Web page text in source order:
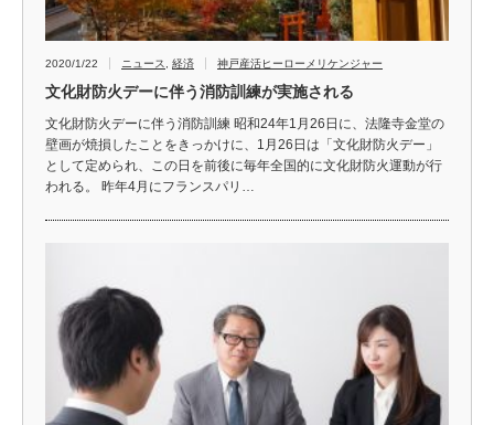
2020/1/22 ニュース 経済 神戸産活ヒーローメリケンジャー
文化財防火デーに伴う消防訓練が実施される
文化財防火デーに伴う消防訓練 昭和24年1月26日に、法隆寺金堂の
壁画が焼損したことをきっかけに、1月26日は「文化財防火デー」
として定められ、この日を前後に毎年全国的に文化財防火運動が行
われる。 昨年4月にフランスパリ…